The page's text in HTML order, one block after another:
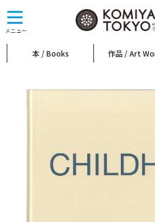
メニュー
toggle
navigation
本 / Books 作品 / Art